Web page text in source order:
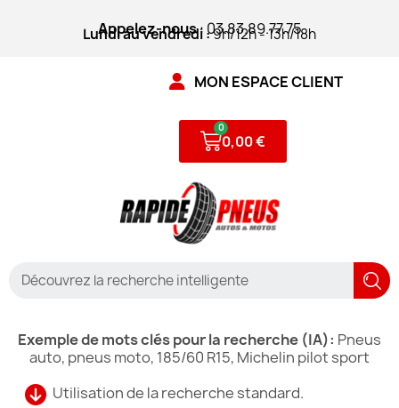
Appelez-nous: 03.83.89.77.75
Lundi au vendredi :9h/12h - 13h/18h
MON ESPACE CLIENT
0,00 €
Utilisation de la recherche standard.
Exemple de mots clés pour la recherche (IA): Pneus
auto, pneus moto, 185/60 R15, Michelin pilot sport